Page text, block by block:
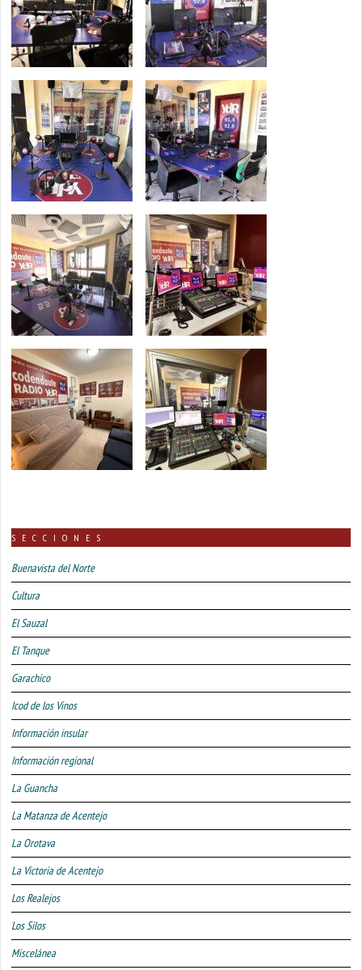
SECCIONES
Buenavista del Norte
Cultura
El Sauzal
El Tanque
Garachico
Icod de los Vinos
Información insular
Información regional
La Guancha
La Matanza de Acentejo
La Orotava
La Victoria de Acentejo
Los Realejos
Los Silos
Miscelánea